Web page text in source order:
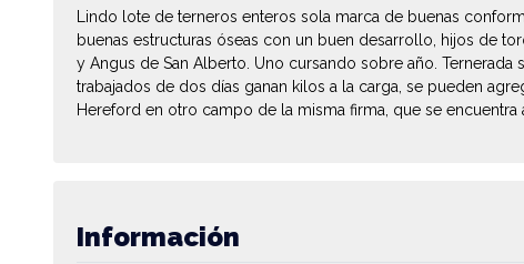
Lindo lote de terneros enteros sola marca de buenas
buenas estructuras óseas con un buen desarrollo, hijos de
y Angus de San Alberto. Uno cursando sobre año. Ternerada
trabajados de dos días ganan kilos a la carga, se pueden
Hereford en otro campo de la misma firma, que se encuentra
Información